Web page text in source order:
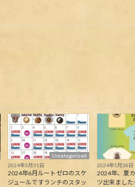
Uncategorized
2024年5月31日
2024年6月ルートゼロのスケ
ジュールですランチのスタッ
2024年5月28日
2024年、夏
ツ出来まし